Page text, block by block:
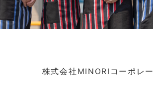
株式会社MINORIコーポレ